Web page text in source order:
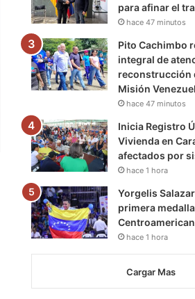
para afinar el
hace 47 minutos
Pito Cachimbo
integral de
reconstrucción
Misión
hace 47 minutos
Inicia Registro
Vivienda en
afectados por
hace 1 hora
Yorgelis
primera
hace 1 hora
Cargar Mas